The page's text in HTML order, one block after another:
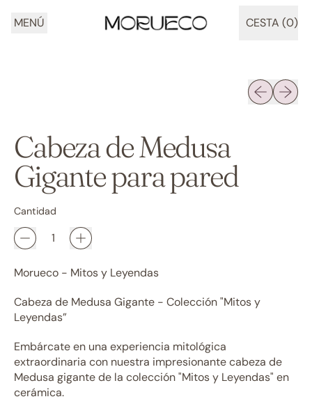
MENÚ CESTA (0)
ARTÍCULOS
Diapositiva
Cabeza de Medusa
Gigante para pared
Cantidad
Morueco - Mitos y Leyendas
Cabeza de Medusa Gigante - Colección "Mitos y
Leyendas”
Embárcate en una experiencia mitológica
extraordinaria con nuestra impresionante cabeza de
Medusa gigante de la colección "Mitos y Leyendas" en
cerámica.